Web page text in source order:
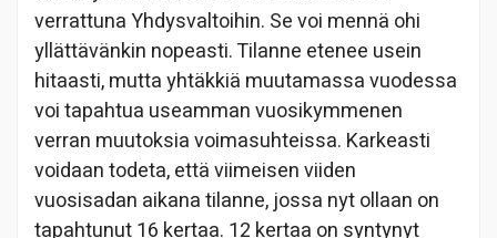
verrattuna Yhdysvaltoihin. Se voi mennä ohi
yllättävänkin nopeasti. Tilanne etenee usein
hitaasti, mutta yhtäkkiä muutamassa vuodessa
voi tapahtua useamman vuosikymmenen
verran muutoksia voimasuhteissa. Karkeasti
voidaan todeta, että viimeisen viiden
vuosisadan aikana tilanne, jossa nyt ollaan on
tapahtunut 16 kertaa. 12 kertaa on syntynyt